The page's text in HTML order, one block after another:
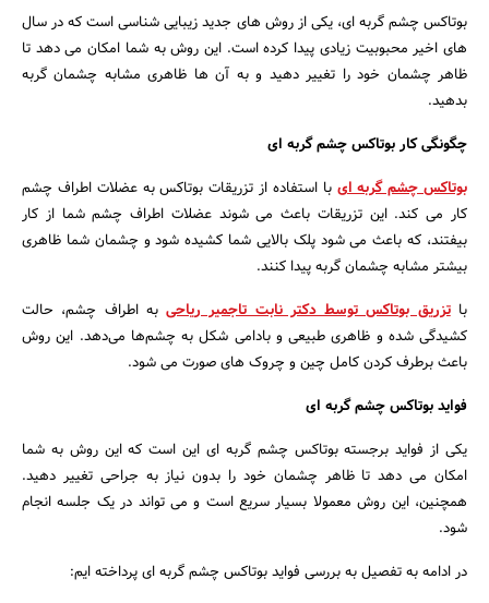
جستجو
بوتاکس چشم گربه ای، یکی از روش های جدید زیبایی شناسی است که در سال
های اخیر محبوبیت زیادی پیدا کرده است. این روش به شما امکان می دهد تا
ظاهر چشمان خود را تغییر دهید و به آن ها ظاهری مشابه چشمان گربه
بدهید.
چگونگی کار بوتاکس چشم گربه ای
بوتاکس چشم گربه ای با استفاده از تزریقات بوتاکس به عضلات اطراف چشم
کار می کند. این تزریقات باعث می شوند عضلات اطراف چشم شما از کار
بیفتند، که باعث می شود پلک بالایی شما کشیده شود و چشمان شما ظاهری
بیشتر مشابه چشمان گربه پیدا کنند.
باتزریق بوتاکس توسط دکتر نابت تاجمیر ریاحیبه اطراف چشم، حالت
کشیدگی شده و ظاهری طبیعی و بادامی شکل به چشم‌‍‌ها می‌دهد. این روش
باعث برطرف کردن کامل چین و چروک های صورت می شود.
فواید بوتاکس چشم گربه ای
یکی از فواید برجسته بوتاکس چشم گربه ای این است که این روش به شما
امکان می دهد تا ظاهر چشمان خود را بدون نیاز به جراحی تغییر دهید.
همچنین، این روش معمولا بسیار سریع است و می تواند در یک جلسه انجام
شود.
در ادامه به تفصیل به بررسی فواید بوتاکس چشم گربه ای پرداخته ایم: